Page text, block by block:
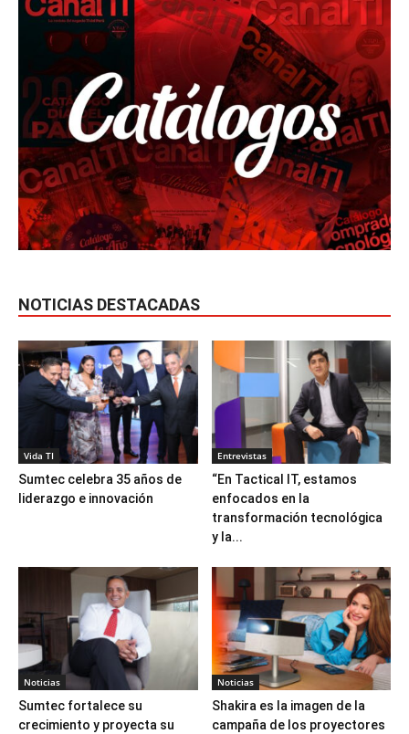
NOTICIAS DESTACADAS
Vida TI
Sumtec celebra 35 años de
liderazgo e innovación
Entrevistas
“En Tactical IT, estamos
enfocados en la
transformación tecnológica
y la...
Noticias
Sumtec fortalece su
crecimiento y proyecta su
Noticias
Shakira es la imagen de la
campaña de los proyectores